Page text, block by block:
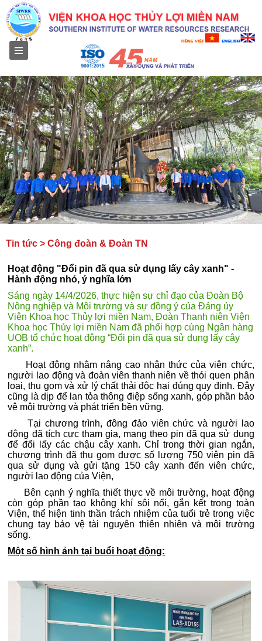
Tin tức > Công đoàn & Đoàn TN
Hoạt động "Đổi pin đã qua sử dụng lấy cây xanh" -
Hành động nhỏ, ý nghĩa lớn
Sáng ngày 14/4/2026, thực hiện sự chỉ đạo của Đoàn Bộ
Nông nghiệp và Môi trường và sự đồng ý của Đảng ủy
Viện Khoa học Thủy lợi miền Nam, Đoàn Thanh niên Viện
Khoa học Thủy lợi miền Nam đã phối hợp cùng Ngân hàng
UOB tổ chức hoạt động “Đổi pin đã qua sử dụng lấy cây
xanh”.
Hoạt động nhằm nâng cao nhận thức của viên chức,
người lao động và đoàn viên thanh niên về thói quen phân
loại, thu gom và xử lý chất thải độc hại đúng quy định. Đây
cũng là dịp để lan tỏa thông điệp sống xanh, góp phần bảo
vệ môi trường và phát triển bền vững.
Tại chương trình, đông đảo viên chức và người lao
động đã tích cực tham gia, mang theo pin đã qua sử dụng
để đổi lấy các chậu cây xanh. Chỉ trong thời gian ngắn,
chương trình đã thu gom được số lượng 750 viên pin đã
qua sử dụng và gửi tặng 150 cây xanh đến viên chức,
người lao động của Viện,
Bên cạnh ý nghĩa thiết thực về môi trường, hoạt động
còn góp phần tạo không khí sôi nổi, gắn kết trong toàn
Viện, thể hiện tinh thần trách nhiệm của tuổi trẻ trong việc
chung tay bảo vệ tài nguyên thiên nhiên và môi trường
sống.
Một số hình ảnh tại buổi hoạt động: